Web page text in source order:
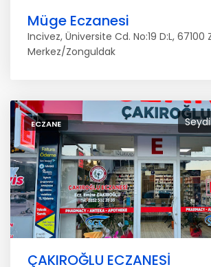
Müge Eczanesi
Incivez, Üniversite Cd. No:19 D:L, 67100
Merkez/Zonguldak
ECZANE
ÇAKIROĞLU ECZANESİ